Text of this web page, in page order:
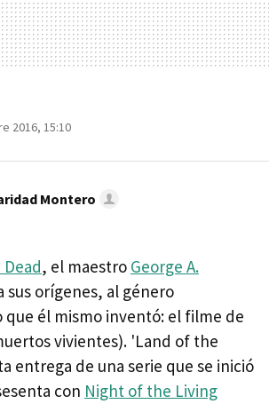
2016, 15:10
Montero
, el maestro George A.
sus orígenes, al género
él mismo inventó: el filme de
vivientes). 'Land of the
entrega de una serie que se inició
con Night of the Living